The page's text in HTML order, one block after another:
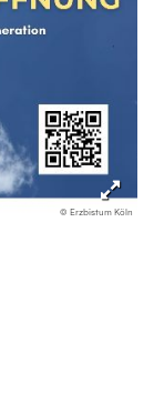
© Erzbistum Köln